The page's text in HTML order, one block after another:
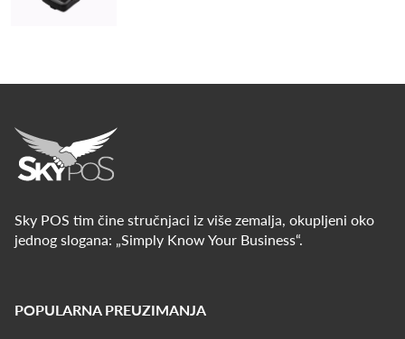
Sky POS tim čine stručnjaci iz više zemalja, okupljeni oko
jednog slogana: „Simply Know Your Business“.
POPULARNA PREUZIMANJA